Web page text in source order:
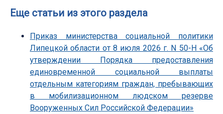
Еще статьи из этого раздела
Приказ министерства социальной политики
Липецкой области от 8 июля 2026 г. N 50-Н «Об
утверждении Порядка предоставления
единовременной социальной выплаты
отдельным категориям граждан, пребывающих
в мобилизационном людском резерве
Вооруженных Сил Российской Федерации»